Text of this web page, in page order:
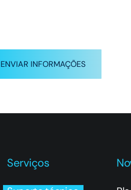
ENVIAR INFORMAÇÕES
Serviços